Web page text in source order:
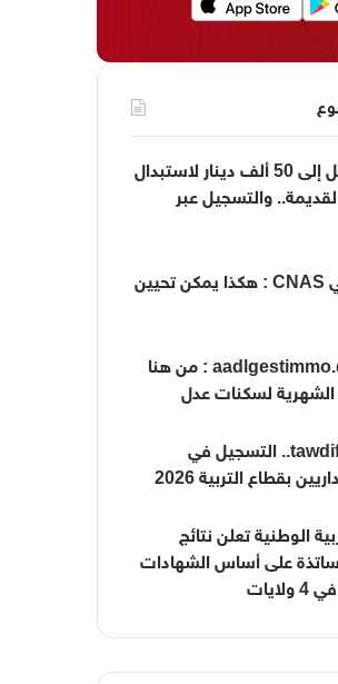
دعم حكومي يصل إلى 50 ألف دينار لاستبدال
والتسجيل عبر
الصندوق الوطني CNAS : هكذا يمكن تحيين
aadlgestimmo.dz/epayement : من هنا
لسكنات عدل
tawdif.education.dz.. التسجيل في
بقطاع التربية 2026
الوطنية تعلن نتائج
على أساس الشهادات